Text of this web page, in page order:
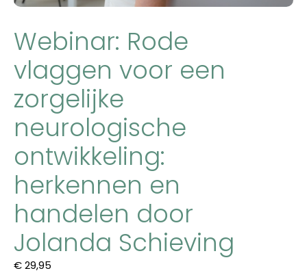
Webinar: Rode
vlaggen voor een
zorgelijke
neurologische
ontwikkeling:
herkennen en
handelen door
Jolanda Schieving
€29,95